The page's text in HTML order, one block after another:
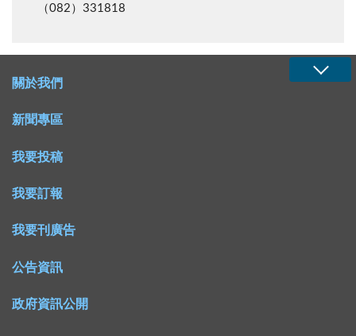
（082）331818
關於我們
新聞專區
我要投稿
我要訂報
我要刊廣告
公告資訊
政府資訊公開